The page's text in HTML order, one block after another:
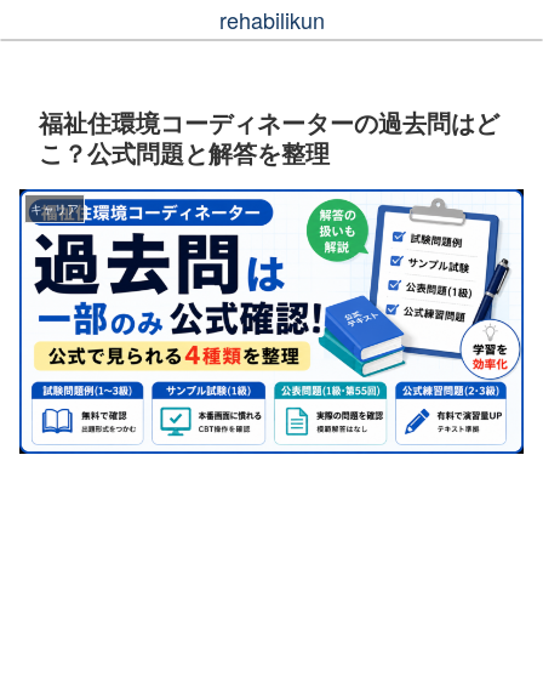
rehabilikun
福祉住環境コーディネーターの過去問はど
こ？公式問題と解答を整理
キャリア